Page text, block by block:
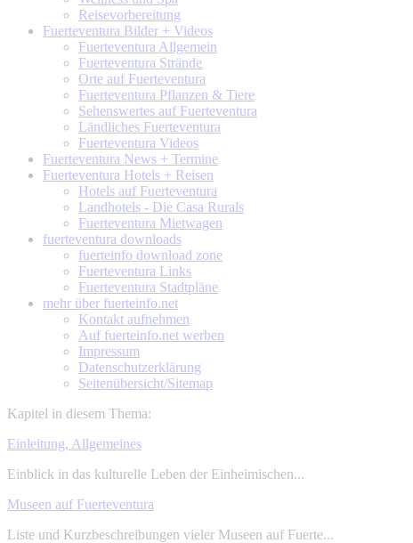
Reisevorbereitung
Fuerteventura Bilder + Videos
Fuerteventura Allgemein
Fuerteventura Strände
Orte auf Fuerteventura
Fuerteventura Pflanzen & Tiere
Sehenswertes auf Fuerteventura
Ländliches Fuerteventura
Fuerteventura Videos
Fuerteventura News + Termine
Fuerteventura Hotels + Reisen
Hotels auf Fuerteventura
Landhotels - Die Casa Rurals
Fuerteventura Mietwagen
fuerteventura downloads
fuerteinfo download zone
Fuerteventura Links
Fuerteventura Stadtpläne
mehr über fuerteinfo.net
Kontakt aufnehmen
Auf fuerteinfo.net werben
Impressum
Datenschutzerklärung
Seitenübersicht/Sitemap
Kapitel in diesem Thema:
Einleitung, Allgemeines
Einblick in das kulturelle Leben der Einheimischen...
Museen auf Fuerteventura
Liste und Kurzbeschreibungen vieler Museen auf Fuerte...